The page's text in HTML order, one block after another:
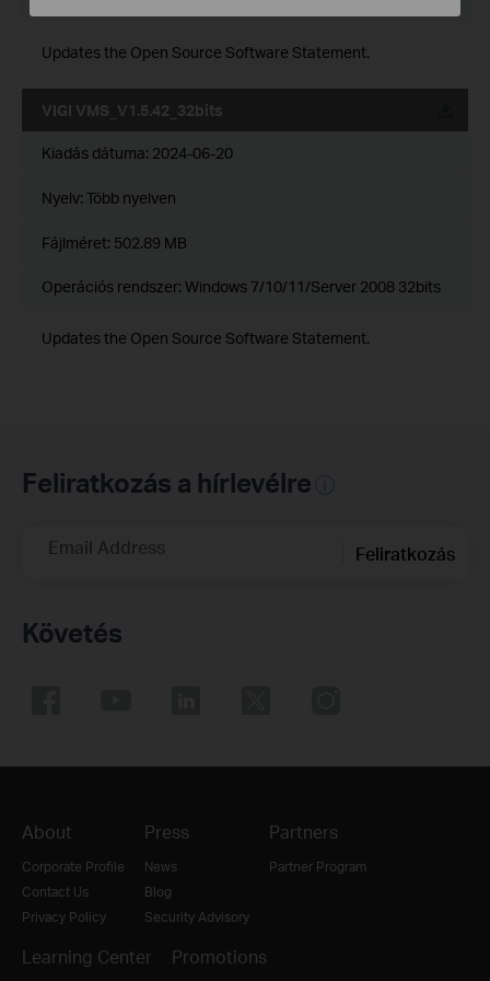
Updates the Open Source Software Statement.
VIGI VMS_V1.5.42_32bits
Kiadás dátuma: 2024-06-20
Nyelv: Több nyelven
Fájlméret: 502.89 MB
Operációs rendszer: Windows 7/10/11/Server 2008 32bits
Updates the Open Source Software Statement.
Feliratkozás a hírlevélre
Email Address Feliratkozás
Követés
About
Corporate Profile
Contact Us
Privacy Policy
Press
News
Blog
Security Advisory
Partners
Partner Program
Learning Center Promotions